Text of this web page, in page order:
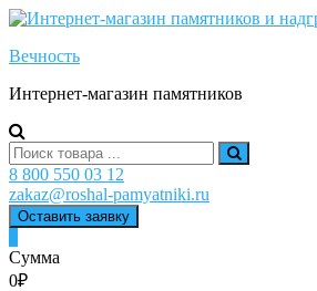
Skip
content
Вечность
Интернет-магазин памятников
Search
for:
8 800 550 03 12
zakaz@roshal-pamyatniki.ru
Оставить заявку
Сумма
0₽